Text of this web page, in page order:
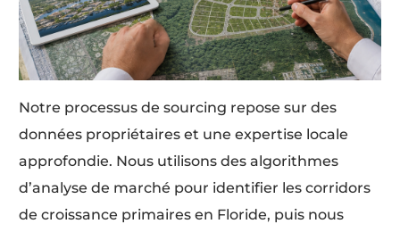
Notre processus de sourcing repose sur des
données propriétaires et une expertise locale
approfondie. Nous utilisons des algorithmes
d’analyse de marché pour identifier les corridors
de croissance primaires en Floride, puis nous